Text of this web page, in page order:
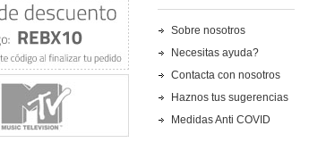
Sobre nosotros
Necesitas ayuda?
Contacta con nosotros
Haznos tus sugerencias
Medidas Anti COVID